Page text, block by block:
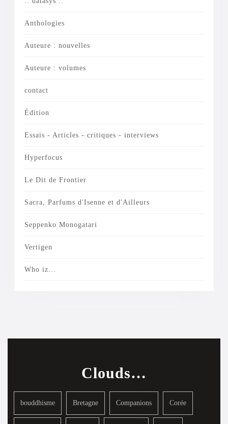
Anthologies
Auteure : nouvelles
Auteure : volumes
contact
Édition
Essais - Articles - critiques - interviews
Hyperfocus
Le Dit de Frontier
Sacra, Parfums d'Isenne et d'Ailleurs
Seppenko Monogatari
Vertigen
Who iz...
Clouds…
bouddhisme Bretagne Companions Corée